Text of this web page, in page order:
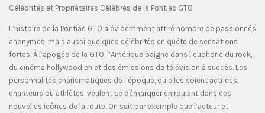
Célébrités et Propriétaires Célèbres de la Pontiac GTO
L’histoire de la Pontiac GTO a évidemment attiré nombre de passionnés
anonymes, mais aussi quelques célébrités en quête de sensations
fortes. À l’apogée de la GTO, l’Amérique baigne dans l’euphorie du rock,
du cinéma hollywoodien et des émissions de télévision à succès. Les
personnalités charismatiques de l’époque, qu’elles soient actrices,
chanteurs ou athlètes, veulent se démarquer en roulant dans ces
nouvelles icônes de la route. On sait par exemple que l’acteur et